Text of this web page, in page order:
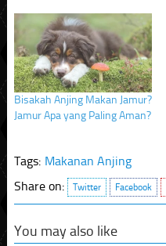
Bisakah Anjing Makan Jamur?
Jamur Apa yang Paling Aman?
Tags: Makanan Anjing
Share on:
Twitter Facebook
You may also like